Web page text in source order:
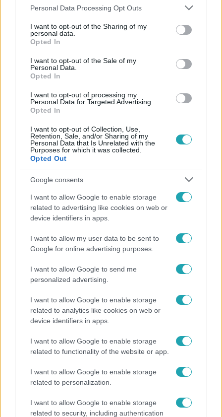
Please note that this website/app uses one or more Google
not limited to your visit or usage behaviour. You may click to
grant or deny consent to Google and its third-party tags to
use your data for below specified purposes in below Google
consent section.
Personal Data Processing Opt Outs
I want to opt-out of the Sharing of my
personal data.
Opted In
I want to opt-out of the Sale of my
Personal Data.
Opted In
I want to opt-out of processing my
Personal Data for Targeted Advertising.
Opted In
I want to opt-out of Collection, Use,
Retention, Sale, and/or Sharing of my
Personal Data that Is Unrelated with the
Purposes for which it was collected.
Opted Out
Google consents
I want to allow Google to enable storage
related to advertising like cookies on web or
device identifiers in apps.
I want to allow my user data to be sent to
Google for online advertising purposes.
I want to allow Google to send me
personalized advertising.
I want to allow Google to enable storage
related to analytics like cookies on web or
device identifiers in apps.
I want to allow Google to enable storage
related to functionality of the website or app.
I want to allow Google to enable storage
related to personalization.
I want to allow Google to enable storage
related to security, including authentication
Kedvenc szín:​kék
Kedvenc étel: ​cigánypecsenye
Kedvenc film:​A Da-Vinci kód
Kedvenc előadó:​Green Day
Kedvenc tárgy:​Elektromos gitár
Azért jelentkeztem az X-Faktorba, mert…
Szeretném, hogy egy nagyobb réteg hallja a
dalaimat, és át tudják érezni azokat a pillanatokat,
amiket ezekbe a kis dallamokba probáltam
beletuszkolni.
Végzettség/eredeti szakma, pillanatnyi
foglalkozás, iskola:​tanuló
Eddigi tapasztalataim a zenével (fellépések,
iskolák, hangszerismeret):
éve tanulok énekelni. Zenekarban is
tevékenykedtem, rengeteg akusztik koncertem volt
A legszebb pillanat az életemben az volt,
amikor…Billie Joe Armstrong (Green Day) felhivott